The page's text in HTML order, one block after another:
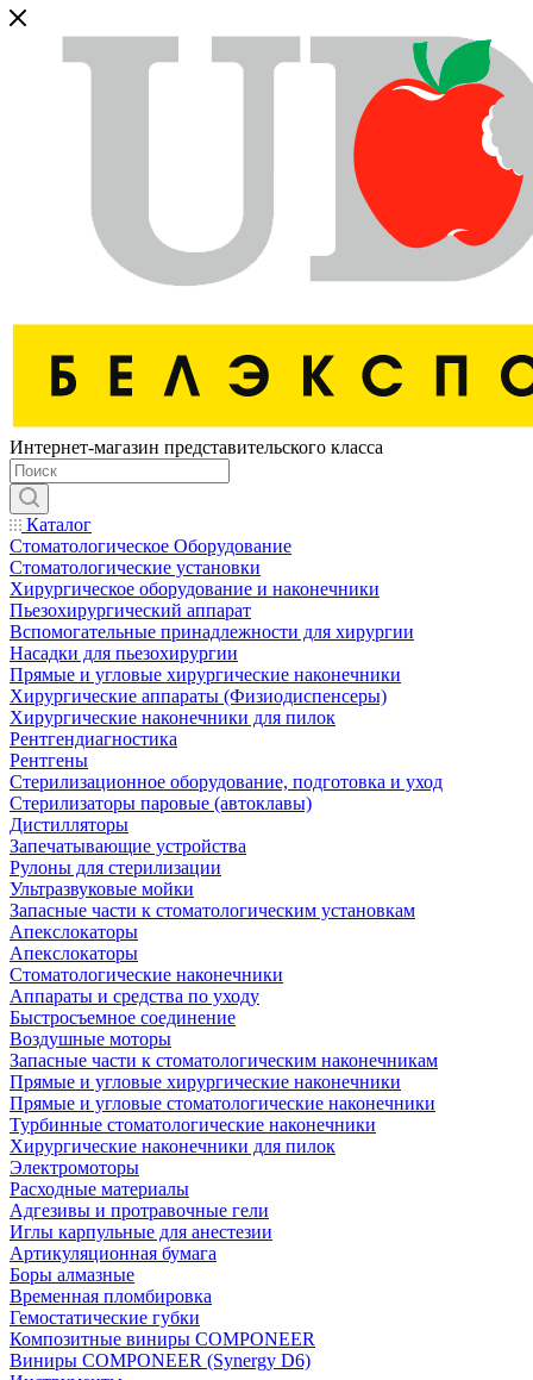
Интернет-магазин представительского класса
Каталог
Стоматологическое Оборудование
Стоматологические установки
Хирургическое оборудование и наконечники
Пьезохирургический аппарат
Вспомогательные принадлежности для хирургии
Насадки для пьезохирургии
Прямые и угловые хирургические наконечники
Хирургические аппараты (Физиодиспенсеры)
Хирургические наконечники для пилок
Рентгендиагностика
Рентгены
Стерилизационное оборудование, подготовка и уход
Стерилизаторы паровые (автоклавы)
Дистилляторы
Запечатывающие устройства
Рулоны для стерилизации
Ультразвуковые мойки
Запасные части к стоматологическим установкам
Апекслокаторы
Апекслокаторы
Стоматологические наконечники
Аппараты и средства по уходу
Быстросъемное соединение
Воздушные моторы
Запасные части к стоматологическим наконечникам
Прямые и угловые хирургические наконечники
Прямые и угловые стоматологические наконечники
Турбинные стоматологические наконечники
Хирургические наконечники для пилок
Электромоторы
Расходные материалы
Адгезивы и протравочные гели
Иглы карпульные для анестезии
Артикуляционная бумага
Боры алмазные
Временная пломбировка
Гемостатические губки
Композитные виниры COMPONEER
Виниры COMPONEER (Synergy D6)